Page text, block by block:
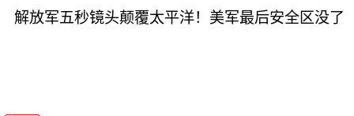
解放军五秒镜头颠覆太平洋！美军最后安全区没了